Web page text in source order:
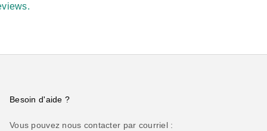
Besoin d'aide ?
Vous pouvez nous contacter par courriel :